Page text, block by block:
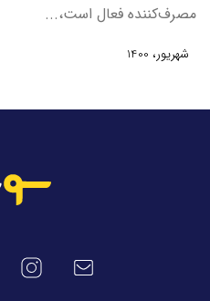
مصرف‌کننده فعال است،...
شهریور، 1400